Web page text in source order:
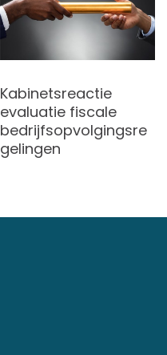
Kabinetsreactie
evaluatie fiscale
bedrijfsopvolgingsre
gelingen